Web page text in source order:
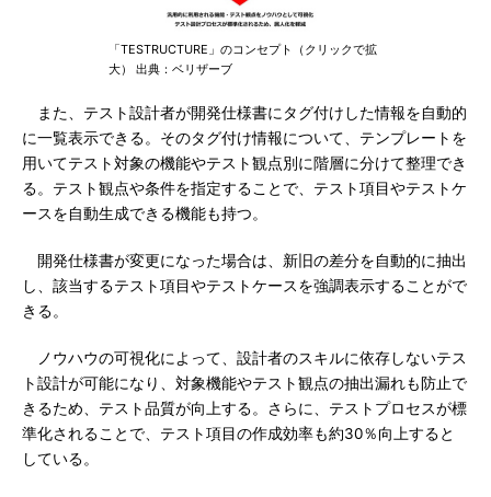
「TESTRUCTURE」のコンセプト（クリックで拡
大） 出典：ベリザーブ
また、テスト設計者が開発仕様書にタグ付けした情報を自動的
に一覧表示できる。そのタグ付け情報について、テンプレートを
用いてテスト対象の機能やテスト観点別に階層に分けて整理でき
る。テスト観点や条件を指定することで、テスト項目やテストケ
ースを自動生成できる機能も持つ。
開発仕様書が変更になった場合は、新旧の差分を自動的に抽出
し、該当するテスト項目やテストケースを強調表示することがで
きる。
ノウハウの可視化によって、設計者のスキルに依存しないテス
ト設計が可能になり、対象機能やテスト観点の抽出漏れも防止で
きるため、テスト品質が向上する。さらに、テストプロセスが標
準化されることで、テスト項目の作成効率も約30％向上すると
している。